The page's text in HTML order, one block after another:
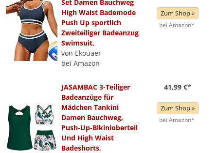
Set Damen Bauchweg
High Waist Bademode
Push Up sportlich
Zweiteiliger Badeanzug
Swimsuit,
von Ekouaer
bei Amazon
Zum Shop »
bei Amazon*
JASAMBAC 3-Teiliger
Badeanzüge für
Mädchen Tankini
Damen Bauchweg,
Push-Up-Bikinioberteil
Und High Waist
Badeshorts,
41,99 €*
Zum Shop »
bei Amazon*